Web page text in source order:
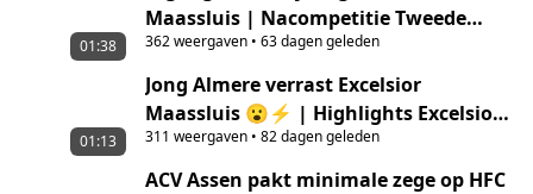
Maassluis | Nacompetitie Tweede
Divisie
362weergaven• 63 dagen geleden
01:38
Jong Almere verrast Excelsior
Maassluis 😮⚡ | Highlights Excelsior
Maassluis – Jong Almere City FC
311 weergaven• 82 dagen geleden
01:13
ACV Assen pakt minimale zege op HFC